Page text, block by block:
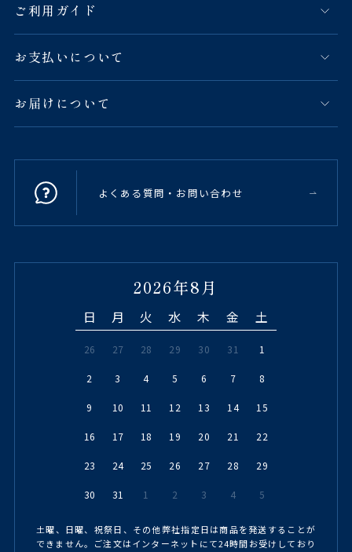
ご利用ガイド
お支払いについて
お届けについて
よくある質問・お問い合わせ
2026年8月
日 月 火 水 木 金 土
26 27 28 29 30 31 1
2 3 4 5 6 7 8
9 10 11 12 13 14 15
16 17 18 19 20 21 22
23 24 25 26 27 28 29
30 31 1 2 3 4 5
土曜、日曜、祝祭日、その他弊社指定日は商品を発送することが
できません。ご注文はインターネットにて24時間お受けしており